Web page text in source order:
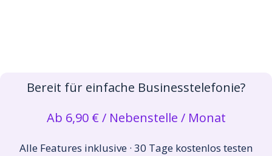
Bereit für einfache Businesstelefonie?
Ab 6,90 € / Nebenstelle / Monat
Alle Features inklusive · 30 Tage kostenlos testen